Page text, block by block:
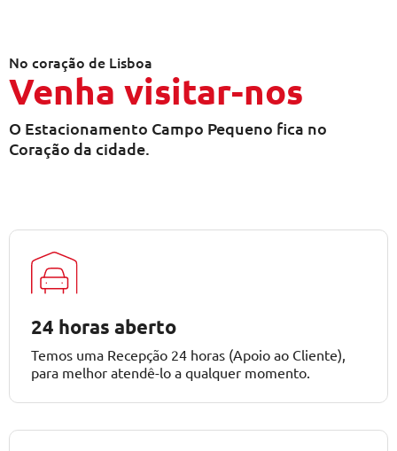
No coração de Lisboa
Venha visitar-nos
O Estacionamento Campo Pequeno fica no
Coração da cidade.
24 horas aberto
Temos uma Recepção 24 horas (Apoio ao Cliente),
para melhor atendê-lo a qualquer momento.